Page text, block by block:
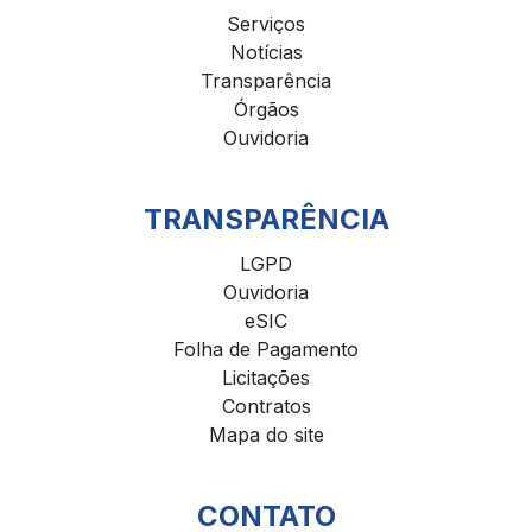
Serviços
Notícias
Transparência
Órgãos
Ouvidoria
TRANSPARÊNCIA
LGPD
Ouvidoria
eSIC
Folha de Pagamento
Licitações
Contratos
Mapa do site
CONTATO